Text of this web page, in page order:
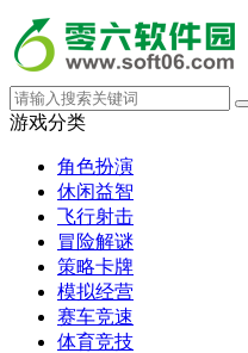
游戏分类
角色扮演
休闲益智
飞行射击
冒险解谜
策略卡牌
模拟经营
赛车竞速
体育竞技